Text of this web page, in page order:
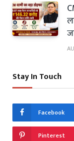
Stay In Touch
Facebook
Pinterest